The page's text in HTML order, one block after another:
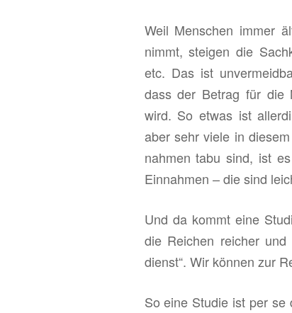
Weil Men­schen immer
nimmt, stei­gen die
etc. Das ist
dass der Be­trag für die
wird. So etwas ist
aber sehr viele in
nah­men tabu sind, ist
Ein­nah­men – die sind
Und da kommt eine
die Rei­chen rei­cher
dienst“. Wir kön­nen zur
So eine Stu­die ist per